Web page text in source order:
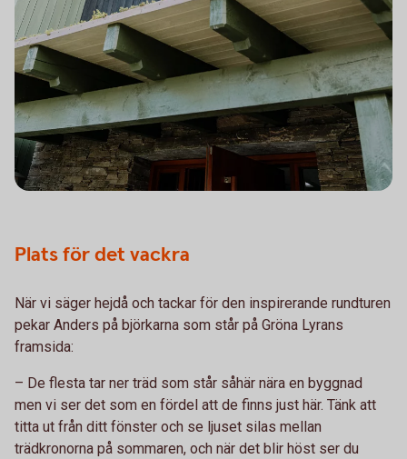
Plats för det vackra
När vi säger hejdå och tackar för den inspirerande rundturen
pekar Anders på björkarna som står på Gröna Lyrans
framsida:
– De flesta tar ner träd som står såhär nära en byggnad
men vi ser det som en fördel att de finns just här. Tänk att
titta ut från ditt fönster och se ljuset silas mellan
trädkronorna på sommaren, och när det blir höst ser du